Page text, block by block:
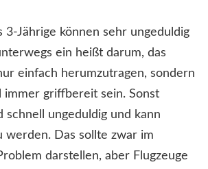
3-Jährige können sehr ungeduldig
ein heißt darum, das
einfach herumzutragen, sondern
immer griffbereit sein. Sonst
schnell ungeduldig und kann
werden. Das sollte zwar im
darstellen, aber Flugzeuge